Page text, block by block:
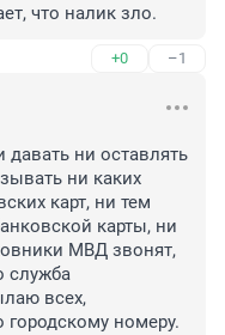
что налик зло.
+0 –1
ни оставлять
ни каких
карт, ни тем
карты, ни
МВД звонят,
служба
всех,
номеру.